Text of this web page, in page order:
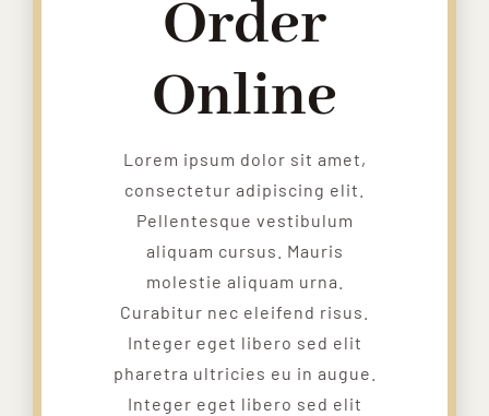
Order
Online
Lorem ipsum dolor sit amet,
consectetur adipiscing elit.
Pellentesque vestibulum
aliquam cursus. Mauris
molestie aliquam urna.
Curabitur nec eleifend risus.
Integer eget libero sed elit
pharetra ultricies eu in augue.
Integer eget libero sed elit